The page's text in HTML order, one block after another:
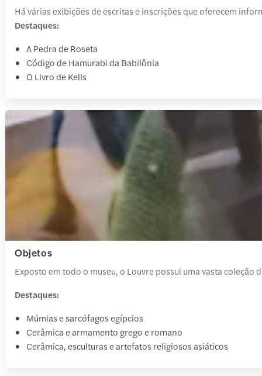
Há várias exibições de escritas e inscrições que oferecem
Destaques:
A Pedra de Roseta
Código de Hamurabi da Babilônia
O Livro de Kells
Objetos
Exposto em todo o museu, o Louvre possui uma vasta
Destaques:
Múmias e sarcófagos egípcios
Cerâmica e armamento grego e romano
Cerâmica, esculturas e artefatos religiosos asiáticos